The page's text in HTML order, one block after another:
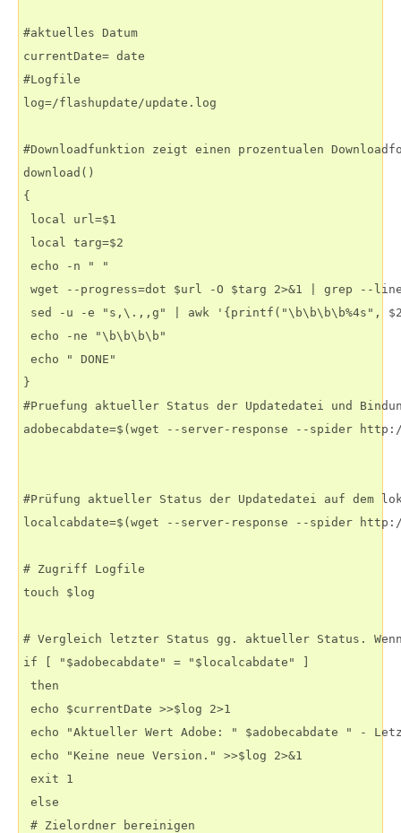
#aktuelles Datum
currentDate= date
#Logfile
log=/flashupdate/update.log
#Downloadfunktion zeigt einen prozentualen
download()
{
local url=$1
local targ=$2
echo -n " "
wget --progress=dot $url -O $targ 2>&1 | grep --
sed -u -e "s,\.,,g" | awk '{printf("\b\b\b\b%4s",
echo -ne "\b\b\b\b"
echo " DONE"
}
#Pruefung aktueller Status der Updatedatei und
adobecabdate=$(wget --server-response --spider
#Prüfung aktueller Status der Updatedatei auf dem
localcabdate=$(wget --server-response --spider
# Zugriff Logfile
touch $log
# Vergleich letzter Status gg. aktueller Status.
if [ "$adobecabdate" = "$localcabdate" ]
then
echo $currentDate >>$log 2>1
echo "Aktueller Wert Adobe: " $adobecabdate " -
echo "Keine neue Version." >>$log 2>&1
exit 1
else
# Zielordner bereinigen